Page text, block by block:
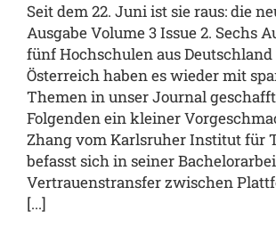
Seit dem 22. Juni ist sie raus: die
Ausgabe Volume 3 Issue 2. Sechs
fünf Hochschulen aus
Österreich haben es wieder mit
Themen in unser Journal
Folgenden ein kleiner
Zhang vom Karlsruher Institut für
befasst sich in seiner
Vertrauenstransfer zwischen
[...]